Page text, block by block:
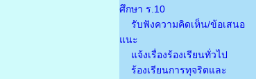
ศึกษา ร.10
รับฟังความคิดเห็น/ข้อเสนอ
แนะ
แจ้งเรื่องร้องเรียนทั่วไป
ร้องเรียนการทุจริตและ